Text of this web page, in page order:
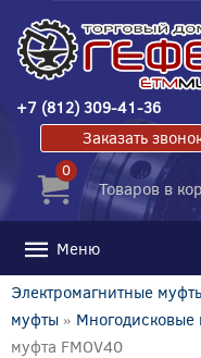
+7 (812) 309-41-36
Заказать
0
Товаров в
Меню
Электромагнитные
муфты » Многодисковые
муфта FMOV40